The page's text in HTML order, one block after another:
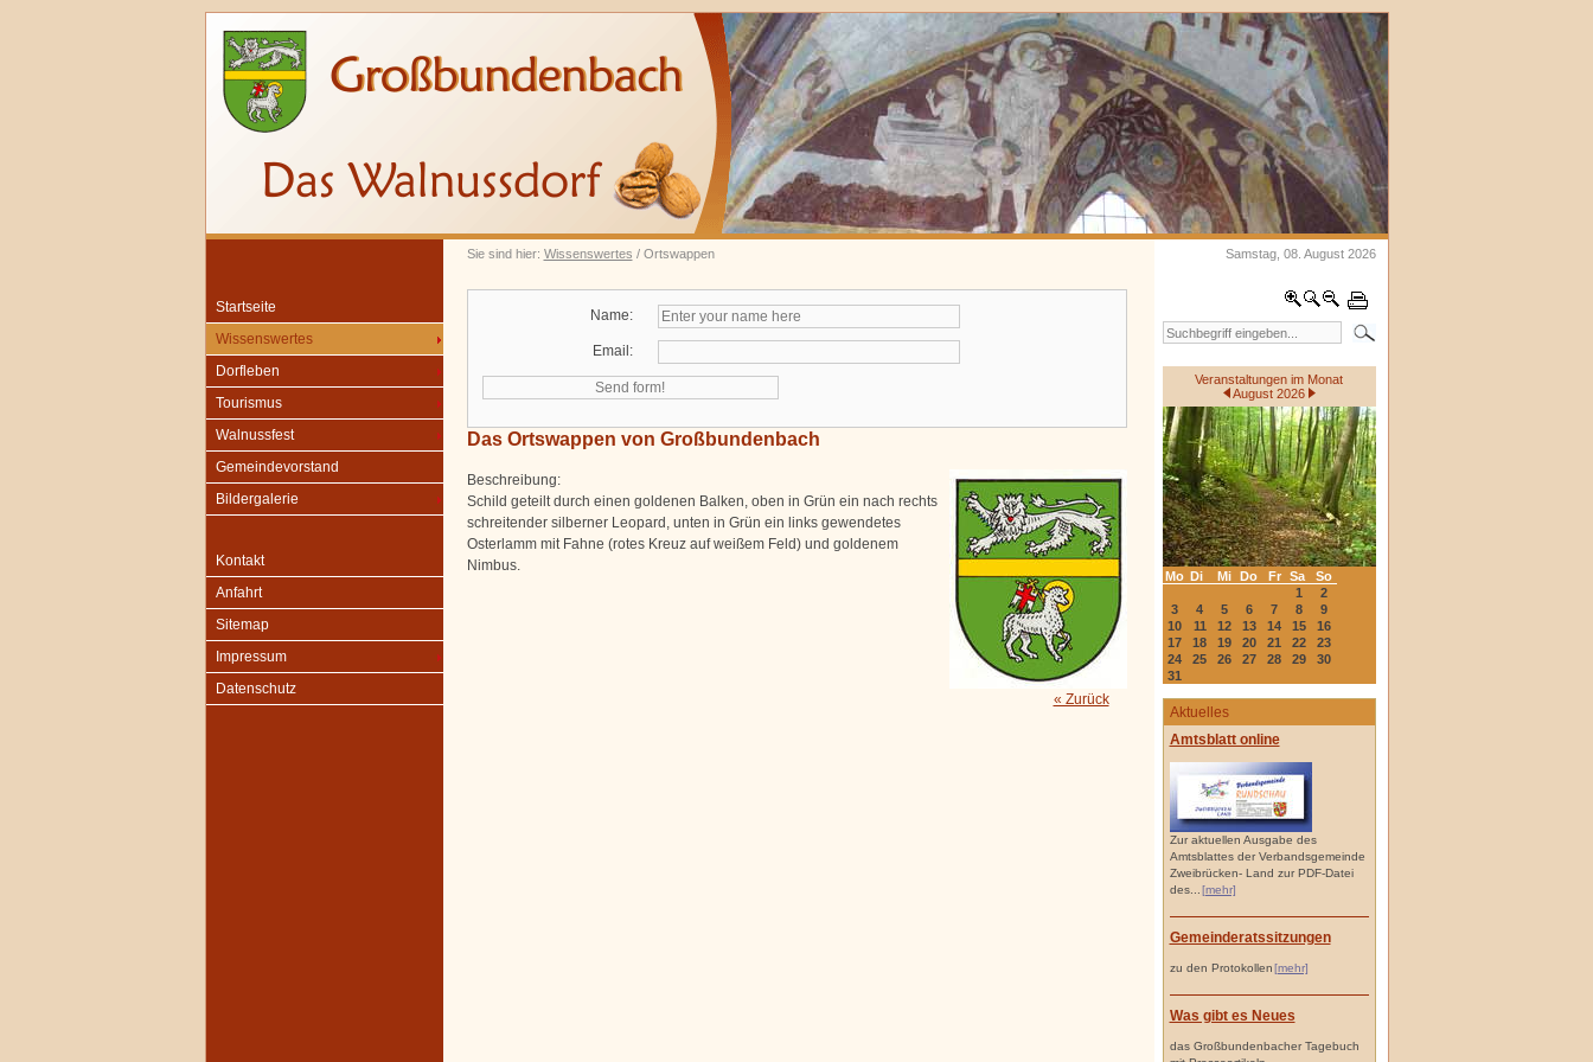
Sie sind hier: Wissenswertes / Ortswappen Samstag, 08. August 2026
Startseite
Wissenswertes
Dorfleben
Tourismus
Walnussfest
Gemeindevorstand
Bildergalerie
Kontakt
Anfahrt
Sitemap
Impressum
Datenschutz
Veranstaltungen im Monat
August 2026
Mo Di Mi Do Fr Sa
So
1
2
3
4 5 6 7 8
9
10
11 12 13 14 15
16
17
18 19 20 21 22
23
24
25 26 27 28 29
30
31
Aktuelles
Amtsblatt online
Zur aktuellen Ausgabe des
Amtsblattes der Verbandsgemeinde
Zweibrücken- Land zur PDF-Datei
des...
[mehr]
Gemeinderatssitzungen
zu den Protokollen[mehr]
Was gibt es Neues
das Großbundenbacher Tagebuch
Name:
Email:
Das Ortswappen von Großbundenbach
Beschreibung:
Schild geteilt durch einen goldenen Balken, oben in Grün ein nach rechts
schreitender silberner Leopard, unten in Grün ein links gewendetes
Osterlamm mit Fahne (rotes Kreuz auf weißem Feld) und goldenem
Nimbus.
« Zurück